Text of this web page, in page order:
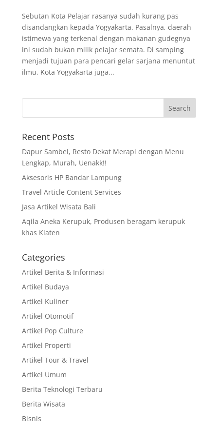
Sebutan Kota Pelajar rasanya sudah kurang pas
disandangkan kepada Yogyakarta. Pasalnya, daerah
istimewa yang terkenal dengan makanan gudegnya
ini sudah bukan milik pelajar semata. Di samping
menjadi tujuan para pencari gelar sarjana menuntut
ilmu, Kota Yogyakarta juga...
Recent Posts
Dapur Sambel, Resto Dekat Merapi dengan Menu
Lengkap, Murah, Uenakk!!
Aksesoris HP Bandar Lampung
Travel Article Content Services
Jasa Artikel Wisata Bali
Aqila Aneka Kerupuk, Produsen beragam kerupuk
khas Klaten
Categories
Artikel Berita & Informasi
Artikel Budaya
Artikel Kuliner
Artikel Otomotif
Artikel Pop Culture
Artikel Properti
Artikel Tour & Travel
Artikel Umum
Berita Teknologi Terbaru
Berita Wisata
Bisnis